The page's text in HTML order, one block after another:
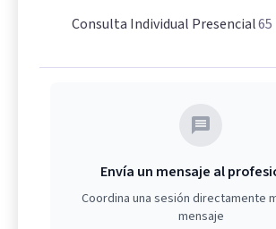
Consulta Individual Presencial65
Envía un mensaje al
Coordina una sesión directamente
mensaje